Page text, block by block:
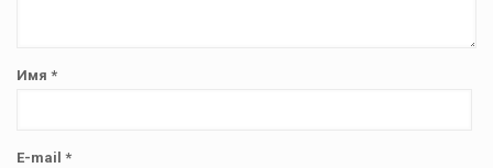
Имя *
E-mail *